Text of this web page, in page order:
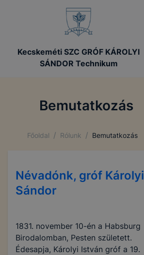
Kecskeméti SZC GRÓF KÁROLYI
SÁNDOR Technikum
Bemutatkozás
Főoldal / Rólunk / Bemutatkozás
Névadónk, gróf Károlyi
Sándor
1831. november 10-én a Habsburg
Birodalomban, Pesten született.
Édesapja, Károlyi István gróf a 19.